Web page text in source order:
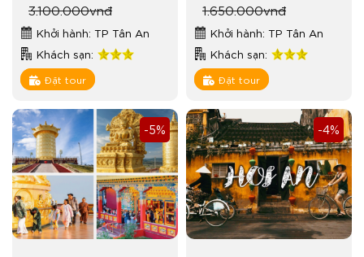
3.100.000vnđ
Khởi hành: TP Tân An
Khách sạn:
Đặt tour
1.650.000vnđ
Khởi hành: TP Tân An
Khách sạn:
Đặt tour
-5% -4%